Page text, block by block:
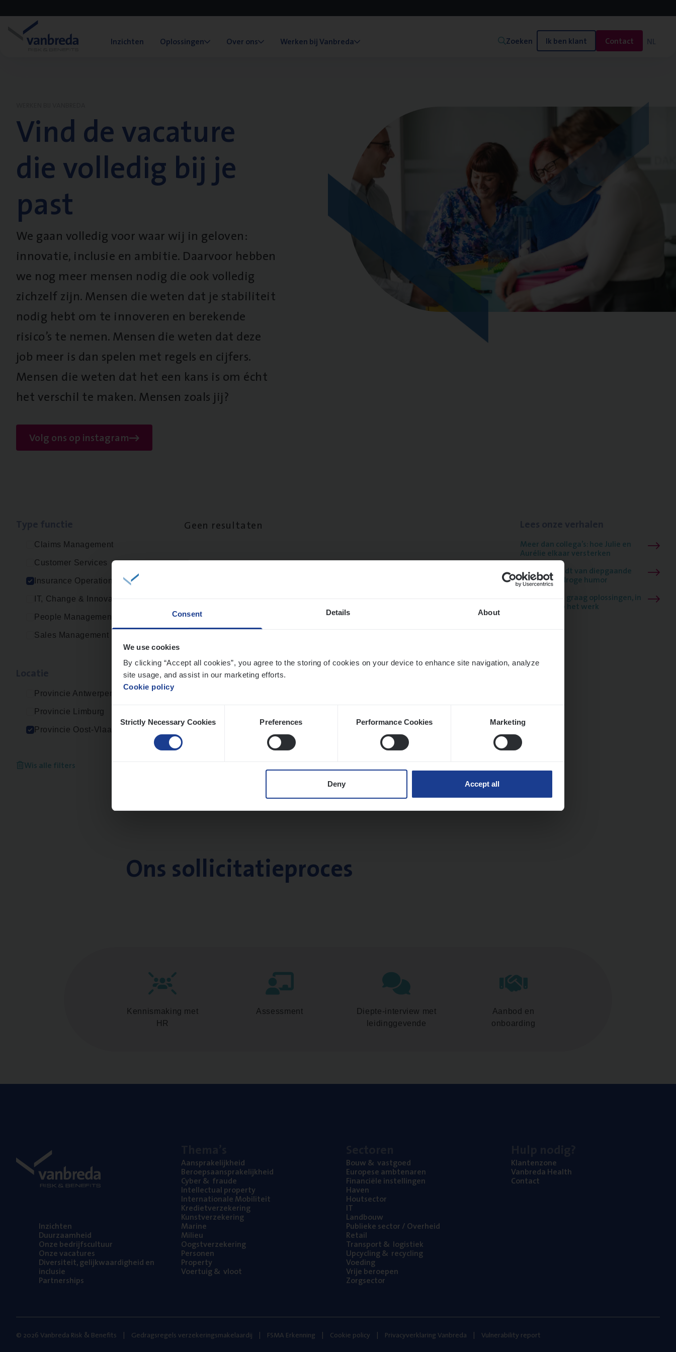
Consent Details About
We use cookies
By clicking “Accept all cookies”, you agree to the storing of cookies on your device to enhance site navigation, analyze
site usage, and assist in our marketing efforts.
Cookie policy
Selection
Strictly Necessary Cookies Preferences Performance Cookies Marketing
Deny Accept all
Inzichten Oplossingen Over ons Werken bij Vanbreda Zoeken Ik ben klant Contact NL
Vind de vacature
die volledig bij je
past
We gaan volledig voor waar wij in geloven:
innovatie, inclusie en ambitie. Daarvoor hebben
we nog meer mensen nodig die ook volledig
zichzelf zijn. Mensen die weten dat je stabiliteit
nodig hebt om te innoveren en berekende
risico’s te nemen. Mensen die weten dat deze
job meer is dan spelen met regels en cijfers.
Mensen die weten dat het een kans is om écht
het verschil te maken. Mensen zoals jij?
Volg ons op instagram
Claims Management
Customer Services
Insurance Operations
IT, Change & Innovation
People Management
Sales Management
Provincie Antwerpen
Provincie Limburg
Provincie Oost-Vlaanderen
Wis alle filters
Geen resultaten
Meer dan collega’s: hoe Julie en
Aurélie elkaar versterken
Mathias houdt van diepgaande
dossiers én droge humor
Thalia zoekt graag oplossingen, in
games én op het werk
Ons sollicitatieproces
Kennismaking met
HR
Assessment
Diepte-interview met
leidinggevende
Aanbod en
onboarding
Inzich­ten
Duur­zaam­heid
Onze bedrijfs­cul­tuur
Onze vaca­tu­res
Diver­si­teit, gelijk­waar­dig­heid en
inclusie
Part­ner­ships
Aan­spra­ke­lijk­heid
Beroeps­aan­spra­ke­lijk­heid
Cyber& fraude
Intel­lec­tu­al property
Inter­na­ti­o­na­le Mobiliteit
Kre­diet­ver­ze­ke­ring
Kunst­ver­ze­ke­ring
Mari­ne
Mili­eu
Oogst­ver­ze­ke­ring
Per­so­nen
Pro­per­ty
Voer­tuig& vloot
Bouw& vastgoed
Euro­pe­se ambtenaren
Finan­ci­ë­le instellingen
Haven
Hout­sec­tor
IT
Land­bouw
Publie­ke sec­tor / Overheid
Retail
Trans­port& logistiek
Upcy­cling& recycling
Voe­ding
Vrije beroe­pen
Zorg­sec­tor
Klan­ten­zo­ne
Van­b­re­da Health
Con­tact
© 2026 Vanbreda Risk & Benefits Gedragsregels verzekeringsmakelaardij FSMA Erkenning Cookie policy Privacyverklaring Vanbreda Vulnerability report